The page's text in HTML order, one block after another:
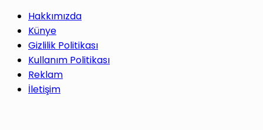
Hakkımızda
Künye
Gizlilik Politikası
Kullanım Politikası
Reklam
İletişim